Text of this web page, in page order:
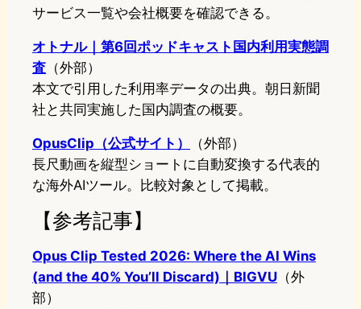
サービス一覧や会社概要を確認できる。
オトナル｜第6回ポッドキャスト国内利用実態調
査 （外部）
本文で引用した利用率データの出典。朝日新聞
社と共同実施した国内調査の概要。
OpusClip（公式サイト）
（外部）
長尺動画を縦型ショートに自動変換する代表的
な海外AIツール。比較対象として掲載。
【参考記事】
Opus Clip Tested 2026: Where the AI Wins
(and the 40% You’ll Discard)｜BIGVU （外
部）